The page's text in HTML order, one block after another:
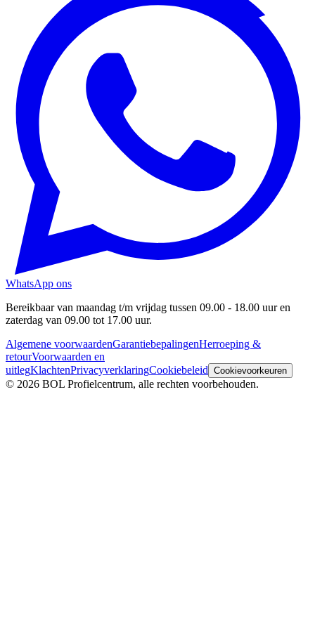
WhatsApp ons
Bereikbaar van maandag t/m vrijdag tussen 09.00 - 18.00 uur en
zaterdag van 09.00 tot 17.00 uur.
Algemene voorwaardenGarantiebepalingenHerroeping &
retourVoorwaarden en
uitlegKlachtenPrivacyverklaringCookiebeleid Cookievoorkeuren
© 2026 BOL Profielcentrum, alle rechten voorbehouden.